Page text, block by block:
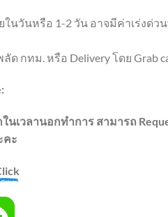
นวันหรือ 1-2 วัน อาจมีค่าเร่งด่ว
กทม. หรือ Delivery โดย Grab
นเวลานอกทำการ สามารถ
คะ